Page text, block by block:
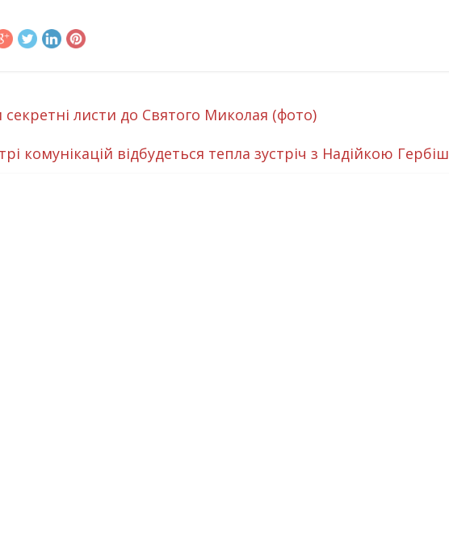
листи до Святого Миколая (фото)
комунікацій відбудеться тепла зустріч з Надійкою Гербіш